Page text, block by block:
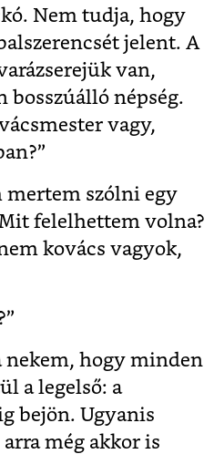
Nem tudja, hogy
jelent. A
van,
bosszúálló népség.
vagy,
mertem szólni egy
felelhettem volna?
kovács vagyok,
nekem, hogy minden
a legelső: a
bejön. Ugyanis
még akkor is